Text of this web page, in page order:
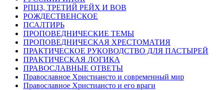
РПЦЗ, ТРЕТИЙ РЕЙХ И ВОВ
РОЖДЕСТВЕНСКОЕ
ПСАЛТИРЬ
ПРОПОВЕДНИЧЕСКИЕ ТЕМЫ
ПРОПОВЕДНИЧЕСКАЯ ХРЕСТОМАТИЯ
ПРАКТИЧЕСКОЕ РУКОВОДСТВО ДЛЯ ПАСТЫРЕЙ
ПРАКТИЧЕСКАЯ ЛОГИКА
ПРАВОСЛАВНЫЕ ОТВЕТЫ
Православное Христиансто и современный мир
Православное Христиансто и его враги